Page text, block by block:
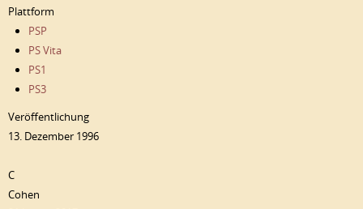
Plattform
PSP
PS Vita
PS1
PS3
Veröffentlichung
13. Dezember 1996
C
Cohen